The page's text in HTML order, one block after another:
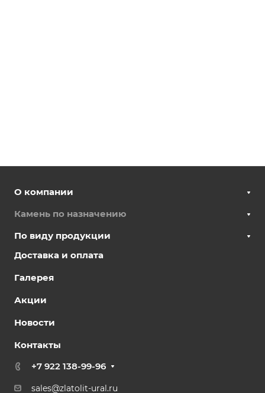
О компании
Камень по назначению
По виду продукции
Доставка и оплата
Галерея
Акции
Новости
Контакты
+7 922 138-99-96
sales@zlatolit-ural.ru